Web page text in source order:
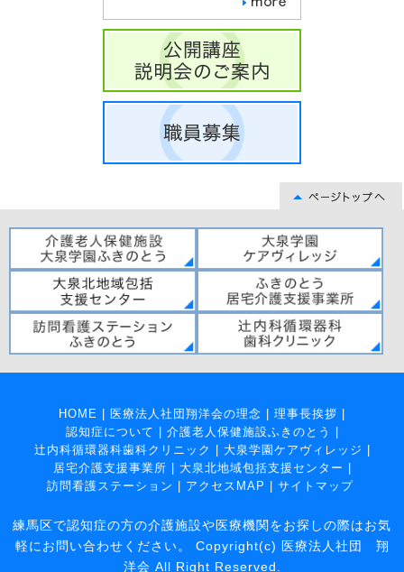
HOME 医療法人社団翔洋会の理念 理事長挨拶
認知症について
介護老人保健施設ふきのとう
辻内科循環器科歯科クリニック
大泉学園ケアヴィレッジ
居宅介護支援事業所
大泉北地域包括支援センター
訪問看護ステーション
アクセスMAP サイトマップ
練馬区で認知症の方の介護施設や医療機関をお探しの際はお気
軽にお問い合わせください。 Copyright(c) 医療法人社団 翔
洋会 All Right Reserved.